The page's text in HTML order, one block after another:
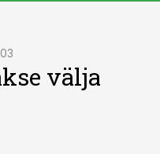
välja